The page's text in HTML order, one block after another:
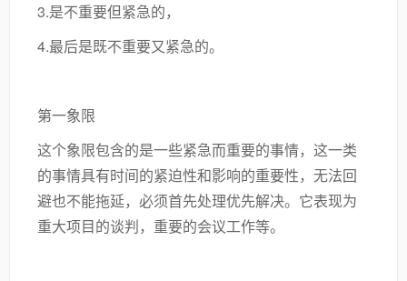
3.是不重要但紧急的，
4.最后是既不重要又紧急的。
第一象限
这个象限包含的是一些紧急而重要的事情，这一类
的事情具有时间的紧迫性和影响的重要性，无法回
避也不能拖延，必须首先处理优先解决。它表现为
重大项目的谈判，重要的会议工作等。